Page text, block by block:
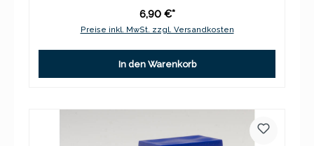
6,90 €*
Preise inkl. MwSt. zzgl. Versandkosten
In den Warenkorb